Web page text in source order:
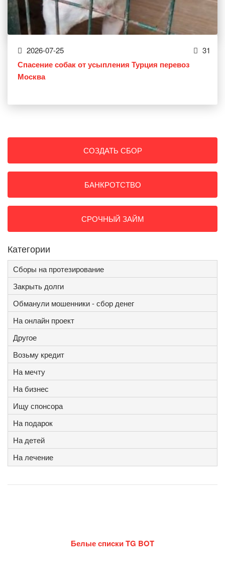
2026-07-25 31
Спасение собак от усыпления Турция перевоз
Москва
СОЗДАТЬ СБОР
БАНКРОТСТВО
СРОЧНЫЙ ЗАЙМ
Категории
Сборы на протезирование
Закрыть долги
Обманули мошенники - сбор денег
На онлайн проект
Другое
Возьму кредит
На мечту
На бизнес
Ищу спонсора
На подарок
На детей
На лечение
Белые списки TG BOT